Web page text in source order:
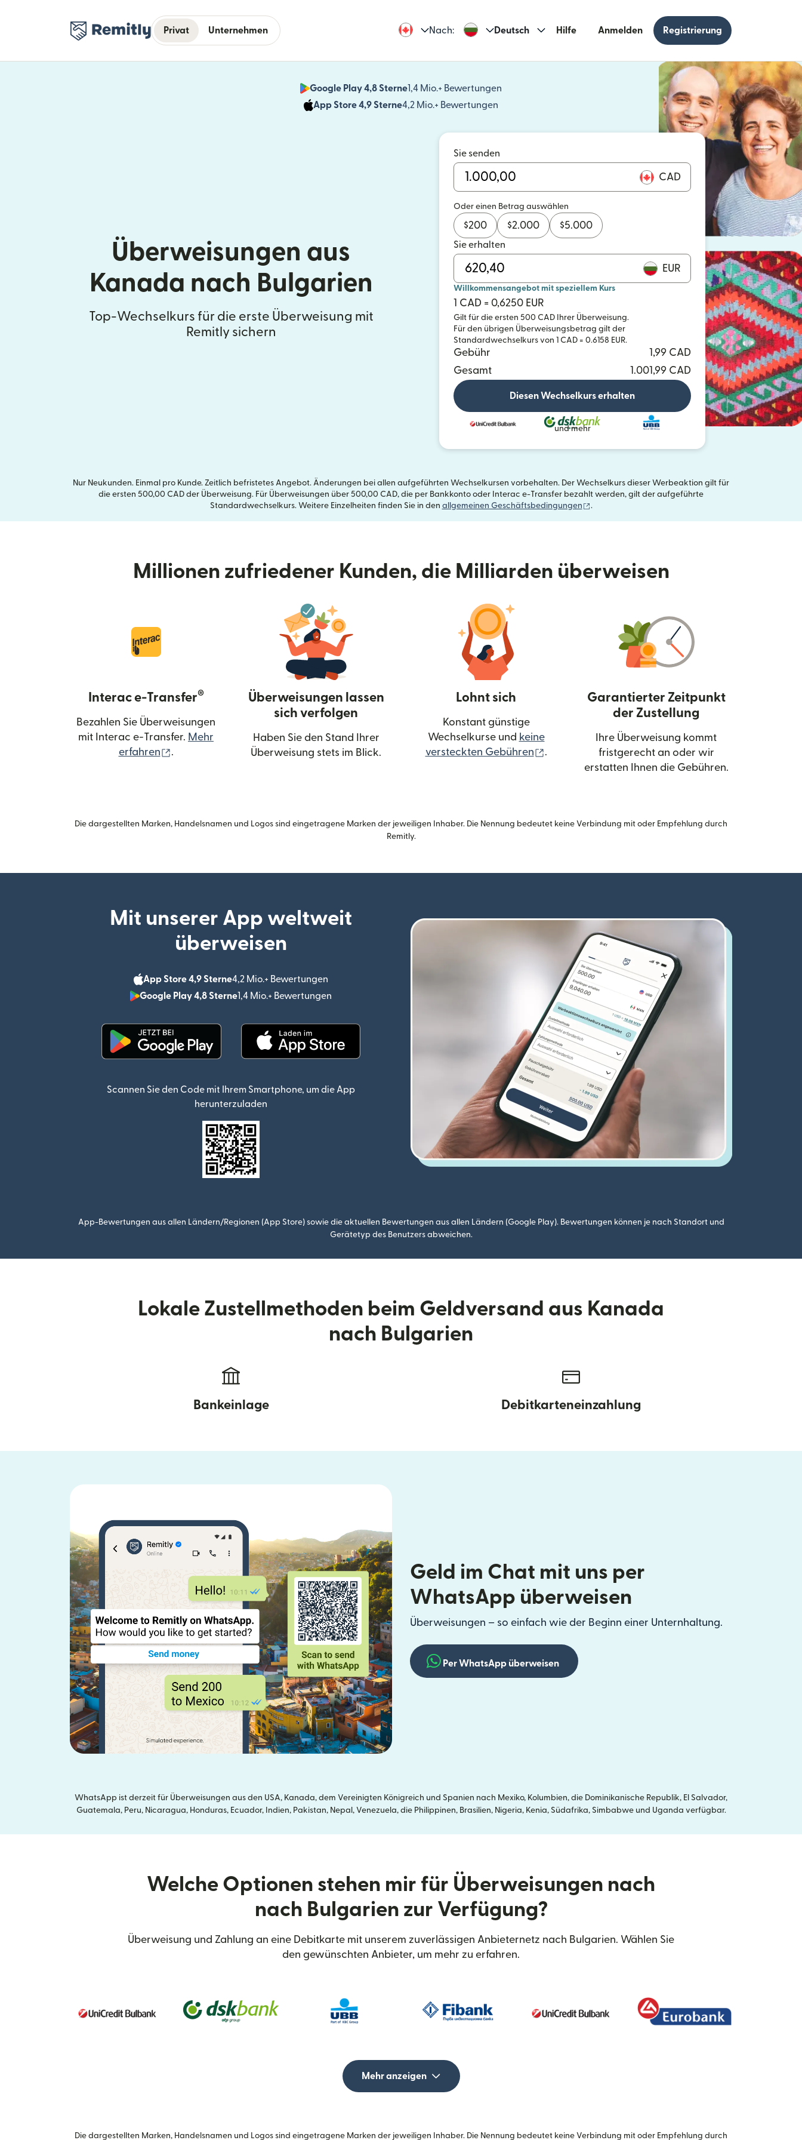
Privat Unternehmen Nach: Deutsch Hilfe Anmelden Registrierung
Google Play 4,8 Sterne1,4 Mio.+ Bewertungen
(wird in einem neuen Fenster geöffnet)
App Store 4,9 Sterne4,2 Mio.+ Bewertungen
(wird in einem neuen Fenster geöffnet)
Überweisungen aus
Kanada nach Bulgarien
Top-Wechselkurs für die erste Überweisung mit
Remitly sichern
Sie senden
CAD
Oder einen Betrag auswählen
$200 $2.000 $5.000
Sie erhalten
EUR
Willkommensangebot mit speziellem Kurs
1 CAD = 0,6250 EUR
Gilt für die ersten 500 CAD Ihrer Überweisung.
Für den übrigen Überweisungsbetrag gilt der
Standardwechselkurs von 1 CAD = 0.6158 EUR.
Gebühr
1,99 CAD
Gesamt
1.001,99 CAD
Diesen Wechselkurs erhalten
und mehr
Nur Neukunden. Einmal pro Kunde. Zeitlich befristetes Angebot. Änderungen bei allen aufgeführten Wechselkursen vorbehalten. Der Wechselkurs dieser Werbeaktion gilt für
die ersten 500,00 CAD der Überweisung. Für Überweisungen über 500,00 CAD, die per Bankkonto oder Interac e-Transfer bezahlt werden, gilt der aufgeführte
Standardwechselkurs. Weitere Einzelheiten finden Sie in den allgemeinen Geschäftsbedingungen (wird in einem neuen Fenster geöffnet)
.
Millionen zufriedener Kunden, die Milliarden überweisen
Interac e-Transfer®
Bezahlen Sie Überweisungen
mit Interac e-Transfer. Mehr
erfahren
(wird in einem neuen Fenster geöffnet)
.
Überweisungen lassen
sich verfolgen
Haben Sie den Stand Ihrer
Überweisung stets im Blick.
Lohnt sich
Konstant günstige
Wechselkurse und keine
versteckten Gebühren
(wird in einem neuen Fenster geöffnet)
.
Garantierter Zeitpunkt
der Zustellung
Ihre Überweisung kommt
fristgerecht an oder wir
erstatten Ihnen die Gebühren.
Die dargestellten Marken, Handelsnamen und Logos sind eingetragene Marken der jeweiligen Inhaber. Die Nennung bedeutet keine Verbindung mit oder Empfehlung durch
Remitly.
Mit unserer App weltweit
überweisen
App Store 4,9 Sterne4,2 Mio.+ Bewertungen
Google Play 4,8 Sterne1,4 Mio.+ Bewertungen
Scannen Sie den Code mit Ihrem Smartphone, um die App
herunterzuladen
App-Bewertungen aus allen Ländern/Regionen (App Store) sowie die aktuellen Bewertungen aus allen Ländern (Google Play). Bewertungen können je nach Standort und
Gerätetyp des Benutzers abweichen.
Lokale Zustellmethoden beim Geldversand aus Kanada
nach Bulgarien
Bankeinlage Debitkarteneinzahlung
Geld im Chat mit uns per
WhatsApp überweisen
Überweisungen – so einfach wie der Beginn einer Unternhaltung.
Per WhatsApp überweisen
WhatsApp ist derzeit für Überweisungen aus den USA, Kanada, dem Vereinigten Königreich und Spanien nach Mexiko, Kolumbien, die Dominikanische Republik, El Salvador,
Guatemala, Peru, Nicaragua, Honduras, Ecuador, Indien, Pakistan, Nepal, Venezuela, die Philippinen, Brasilien, Nigeria, Kenia, Südafrika, Simbabwe und Uganda verfügbar.
Welche Optionen stehen mir für Überweisungen nach
nach Bulgarien zur Verfügung?
Überweisung und Zahlung an eine Debitkarte mit unserem zuverlässigen Anbieternetz nach Bulgarien. Wählen Sie
den gewünschten Anbieter, um mehr zu erfahren.
Mehr anzeigen
Die dargestellten Marken, Handelsnamen und Logos sind eingetragene Marken der jeweiligen Inhaber. Die Nennung bedeutet keine Verbindung mit oder Empfehlung durch